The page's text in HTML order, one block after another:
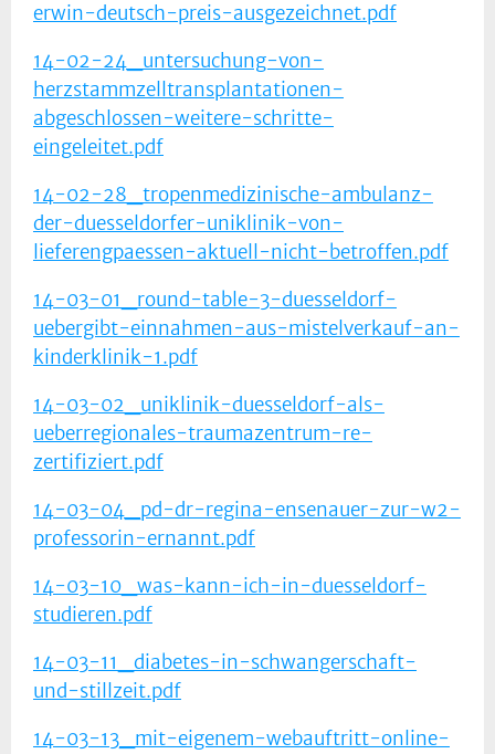
erwin-deutsch-preis-ausgezeichnet.pdf
14-02-24_untersuchung-von-
herzstammzelltransplantationen-
abgeschlossen-weitere-schritte-
eingeleitet.pdf
14-02-28_tropenmedizinische-ambulanz-
der-duesseldorfer-uniklinik-von-
lieferengpaessen-aktuell-nicht-betroffen.pdf
14-03-01_round-table-3-duesseldorf-
uebergibt-einnahmen-aus-mistelverkauf-an-
kinderklinik-1.pdf
14-03-02_uniklinik-duesseldorf-als-
ueberregionales-traumazentrum-re-
zertifiziert.pdf
14-03-04_pd-dr-regina-ensenauer-zur-w2-
professorin-ernannt.pdf
14-03-10_was-kann-ich-in-duesseldorf-
studieren.pdf
14-03-11_diabetes-in-schwangerschaft-
und-stillzeit.pdf
14-03-13_mit-eigenem-webauftritt-online-